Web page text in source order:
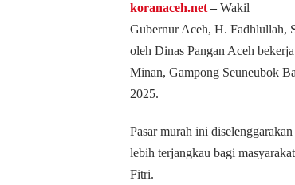
koranaceh.net ‒ Wakil
Gubernur Aceh, H. Fadhlullah,
oleh Dinas Pangan Aceh
Minan, Gampong Seuneubok
2025.
Pasar murah ini
lebih terjangkau bagi
Fitri.